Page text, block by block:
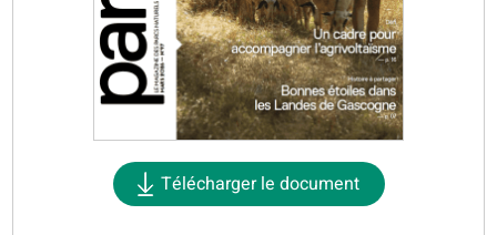
Télécharger le document